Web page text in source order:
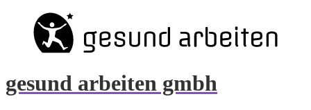
gesund arbeiten gmbh